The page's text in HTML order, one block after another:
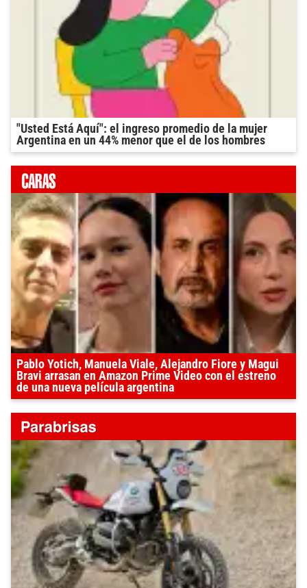
"Usted Está Aquí": el ingreso promedio de la mujer
Argentina en un 44% menor que el de los hombres
Pablo Yotich, Manuela Viale, Alejandro Fiore y Magui
Bravi arrasan en Amazon Prime Video con el estreno
de una nueva película argentina